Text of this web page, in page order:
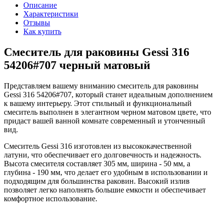
Описание
Характеристики
Отзывы
Как купить
Смеситель для раковины Gessi 316
54206#707 черный матовый
Представляем вашему вниманию смеситель для раковины
Gessi 316 54206#707, который станет идеальным дополнением
к вашему интерьеру. Этот стильный и функциональный
смеситель выполнен в элегантном черном матовом цвете, что
придаст вашей ванной комнате современный и утонченный
вид.
Смеситель Gessi 316 изготовлен из высококачественной
латуни, что обеспечивает его долговечность и надежность.
Высота смесителя составляет 305 мм, ширина - 50 мм, а
глубина - 190 мм, что делает его удобным в использовании и
подходящим для большинства раковин. Высокий излив
позволяет легко наполнять большие емкости и обеспечивает
комфортное использование.